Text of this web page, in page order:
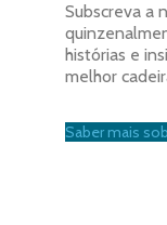
Subscreva a
histórias e
melhor
Saber mais